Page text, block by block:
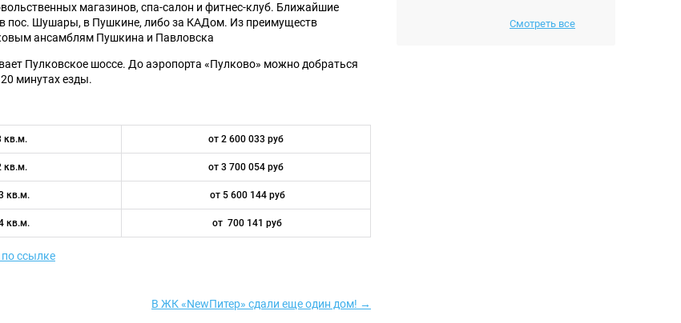
магазинов, спа-салон и фитнес-клуб. Ближайшие
пос. Шушары, в Пушкине, либо за КАДом. Из преимуществ
ансамблям Пушкина и Павловска
Пулковское шоссе. До аэропорта «Пулково» можно добраться
20 минутах езды.
кв.м. от 2 600 033 руб
кв.м. от 3 700 054 руб
кв.м. от 5 600 144 руб
кв.м. от 700 141 руб
ссылке
В ЖК «NewПитер» сдали еще один дом! →
Смотреть все